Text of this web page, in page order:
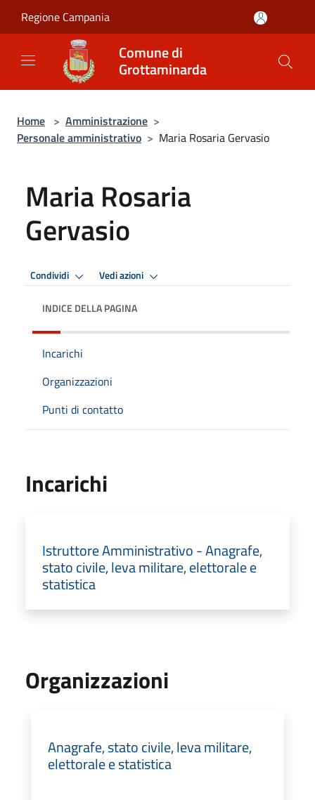
Regione Campania
Comune di
Grottaminarda
Home > Amministrazione >
Personale amministrativo > Maria Rosaria Gervasio
Maria Rosaria
Gervasio
Condividi Vedi azioni
INDICE DELLA PAGINA
Incarichi
Organizzazioni
Punti di contatto
Incarichi
Istruttore Amministrativo - Anagrafe,
stato civile, leva militare, elettorale e
statistica
Organizzazioni
Anagrafe, stato civile, leva militare,
elettorale e statistica